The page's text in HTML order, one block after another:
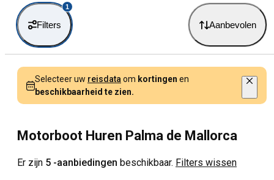
Filters
1
Aanbevolen
Selecteer uw reisdata om kortingen en
beschikbaarheid te zien.
Motorboot Huren Palma de Mallorca
Er zijn 5 -aanbiedingen beschikbaar. Filters wissen